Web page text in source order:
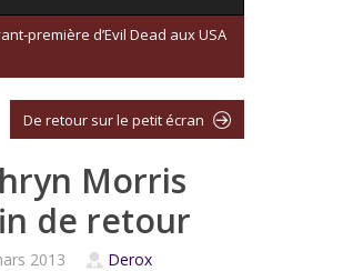
première d’Evil Dead aux USA
De retour sur le petit écran
Morris
de retour
2013
Derox